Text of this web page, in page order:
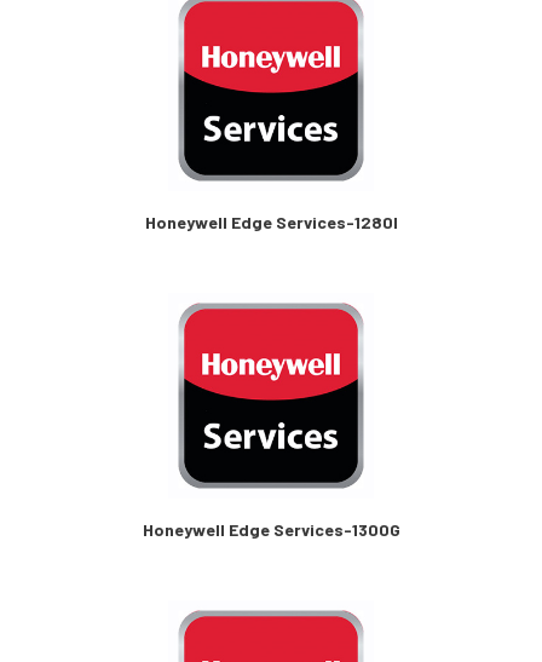
Honeywell Edge Services-1280I
Honeywell Edge Services-1300G